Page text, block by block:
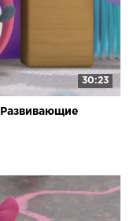
30:23